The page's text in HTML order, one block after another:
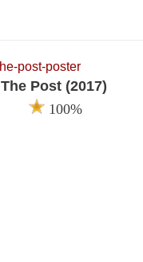
The Post (2017)
100%